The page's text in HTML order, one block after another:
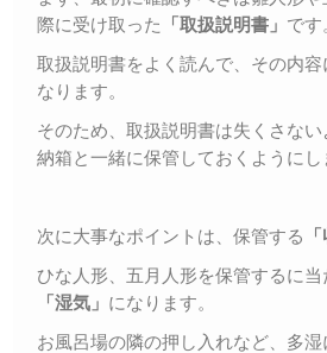
際に受け取った
「取扱説明書」 です
取扱説明書をよく読んで、その内容
なります。
そのため、取扱説明書は失くさな
納箱と一緒に保管しておくようにし
次に大事なポイントは、保管する
ひな人形、五月人形を保管するに
「湿気」 になります。
お風呂場の隣の押し入れなど、多